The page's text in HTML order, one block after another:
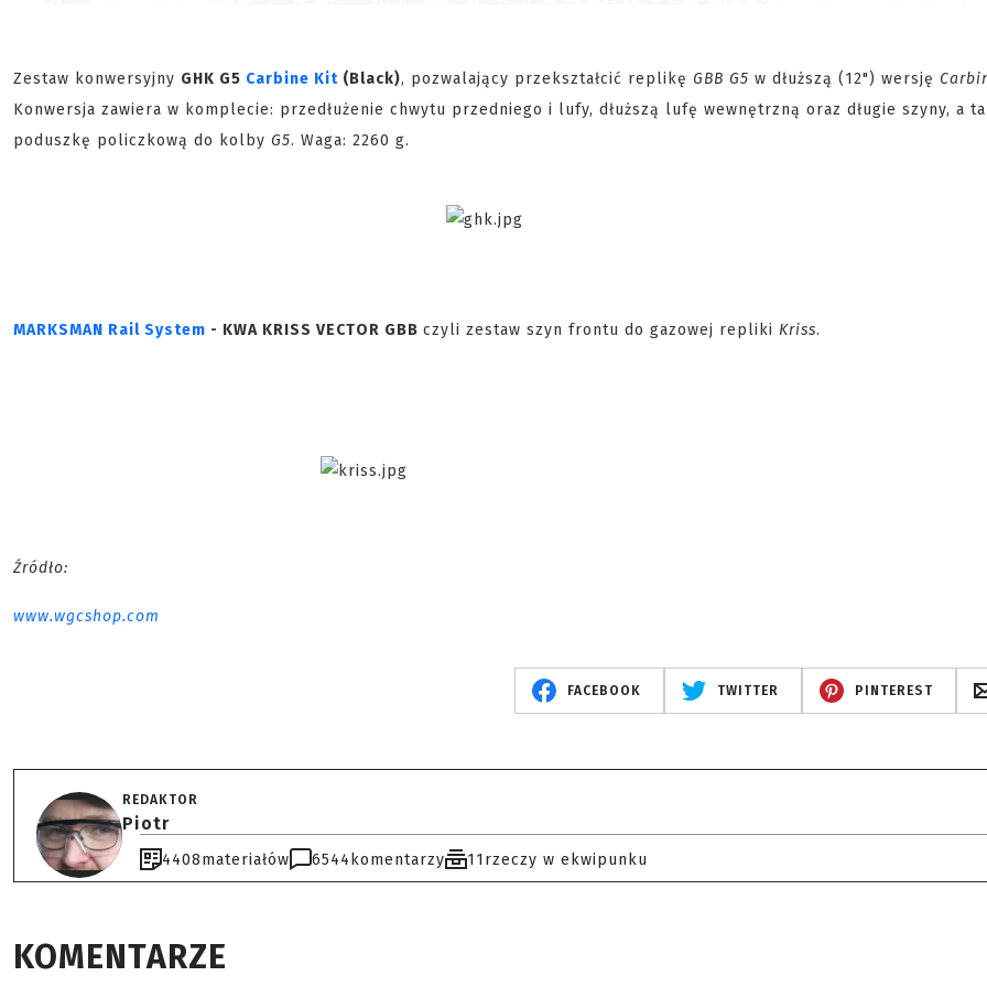
Zestaw konwersyjny GHK G5 Carbine Kit (Black), pozwalający przekształcić replikę GBB G5 w dłuższą (12") wersję
Konwersja zawiera w komplecie: przedłużenie chwytu przedniego i lufy, dłuższą lufę wewnętrzną oraz długie szyny, a
poduszkę policzkową do kolby G5. Waga: 2260 g.
MARKSMAN Rail System - KWA KRISS VECTOR GBB czyli zestaw szyn frontu do gazowej repliki Kriss.
Źródło:
www.wgcshop.com
FACEBOOK TWITTER PINTEREST
REDAKTOR
Piotr
4408materiałów 6544 komentarzy 11rzeczy w ekwipunku
KOMENTARZE